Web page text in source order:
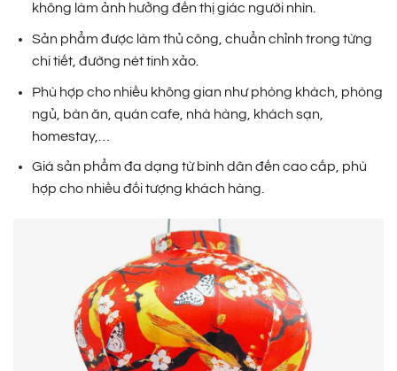
không làm ảnh hưởng đến thị giác người nhìn.
Sản phẩm được làm thủ công, chuẩn chỉnh trong từng
chi tiết, đường nét tinh xảo.
Phù hợp cho nhiều không gian như phòng khách, phòng
ngủ, bàn ăn, quán cafe, nhà hàng, khách sạn,
homestay,…
Giá sản phẩm đa dạng từ bình dân đến cao cấp, phù
hợp cho nhiều đối tượng khách hàng.